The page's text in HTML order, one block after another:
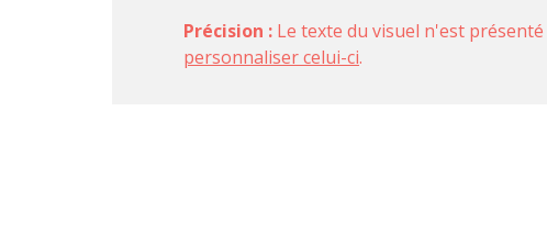
Précision : Le texte du visuel n'est
personnaliser celui-ci.